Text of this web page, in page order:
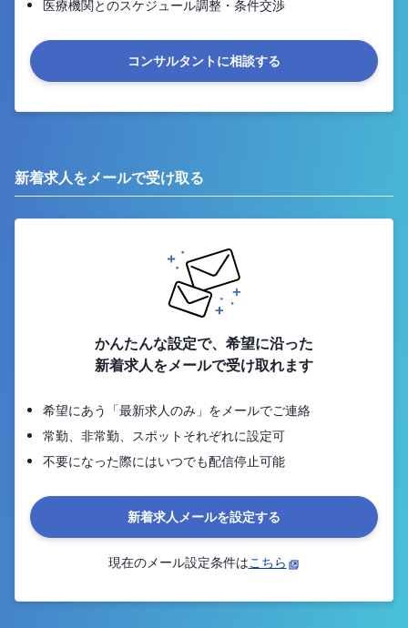
医療機関とのスケジュール調整・条件交渉
コンサルタントに相談する
新着求人をメールで受け取る
かんたんな設定で、希望に沿った
新着求人をメールで受け取れます
希望にあう「最新求人のみ」をメールでご連絡
常勤、非常勤、スポットそれぞれに設定可
不要になった際にはいつでも配信停止可能
新着求人メールを設定する
現在のメール設定条件はこちら